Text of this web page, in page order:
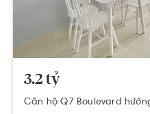
3.2 tỷ
Căn hộ Q7 Boulevard